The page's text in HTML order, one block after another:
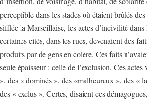
perceptible dans les stades où étaient brûlés
sifflée la Marseillaise, les actes d’incivilité dans
certaines cités, dans les rues, devenaient des
produits par de gens en colère. Ces faits
seule épaisseur : celle de l’exclusion. Ces actes
», des « dominés », des «malheureux », des «
des « exclus ». Certes, disaient ces